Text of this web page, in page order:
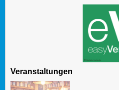
Veranstaltungen